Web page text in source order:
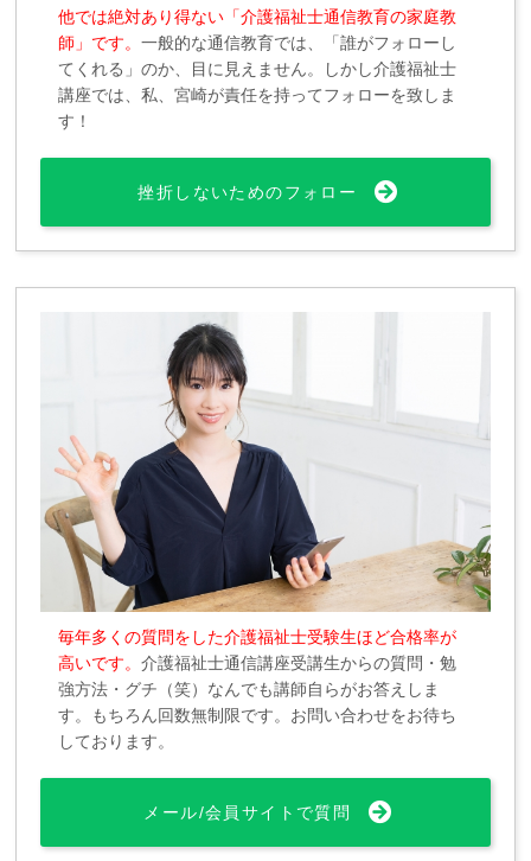
他では絶対あり得ない「介護福祉士通信教育の家庭教
師」です。一般的な通信教育では、「誰がフォローし
てくれる」のか、目に見えません。しかし介護福祉士
講座では、私、宮崎が責任を持ってフォローを致しま
す！
挫折しないためのフォロー
毎年多くの質問をした介護福祉士受験生ほど合格率が
高いです。介護福祉士通信講座受講生からの質問・勉
強方法・グチ（笑）なんでも講師自らがお答えしま
す。もちろん回数無制限です。お問い合わせをお待ち
しております。
メール/会員サイトで質問